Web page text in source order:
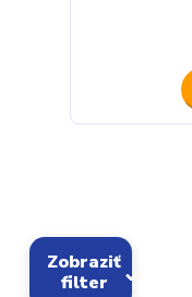
Zobraziť
filter